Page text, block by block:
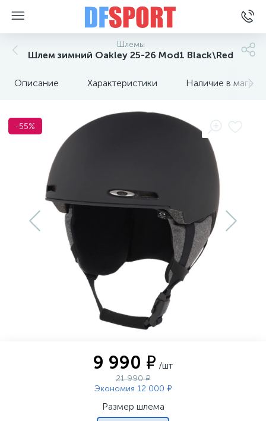
Шлемы
Шлем зимний Oakley 25-26 Mod1 Black\Red
Описание Характеристики Наличие в
-55%
9 990 ₽ /шт
21 990 ₽
Экономия 12 000 ₽
Размер шлема